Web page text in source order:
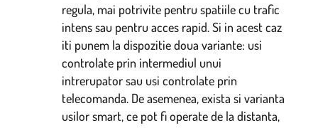
regula, mai potrivite pentru spatiile cu trafic
intens sau pentru acces rapid. Si in acest caz
iti punem la dispozitie doua variante: usi
controlate prin intermediul unui
intrerupator sau usi controlate prin
telecomanda. De asemenea, exista si varianta
usilor smart, ce pot fi operate de la distanta,